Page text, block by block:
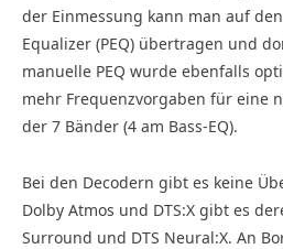
der Einmessung kann man auf
Equalizer (PEQ) übertragen und
manuelle PEQ wurde ebenfalls
mehr Frequenzvorgaben für eine
der 7 Bänder (4 am Bass-EQ).
Bei den Decodern gibt es keine
Dolby Atmos und DTS:X gibt es
Surround und DTS Neural:X. An